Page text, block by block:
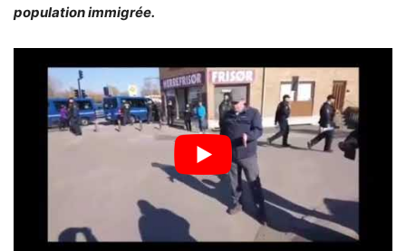
population immigrée.